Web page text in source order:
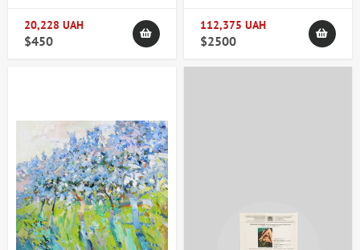
20,228 UAH
$450
112,375 UAH
$2500